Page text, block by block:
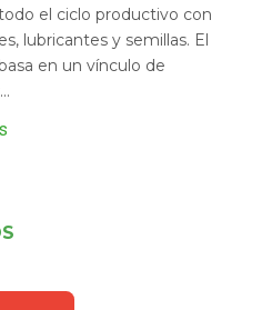
el ciclo productivo con
lubricantes y semillas. El
en un vínculo de